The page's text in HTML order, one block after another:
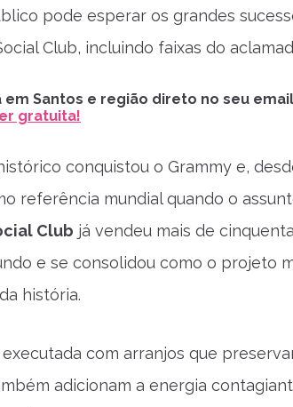
pode esperar os grandes
Club, incluindo faixas do
em Santos e região direto no seu
gratuita!
conquistou o Grammy e,
referência mundial quando o
Club já vendeu mais de
e se consolidou como o projeto
história.
com arranjos que
adicionam a energia